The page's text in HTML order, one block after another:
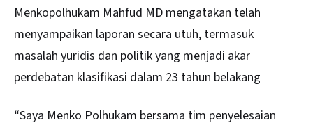
Menkopolhukam Mahfud MD mengatakan telah
menyampaikan laporan secara utuh, termasuk
masalah yuridis dan politik yang menjadi akar
perdebatan klasifikasi dalam 23 tahun belakang
“Saya Menko Polhukam bersama tim penyelesaian